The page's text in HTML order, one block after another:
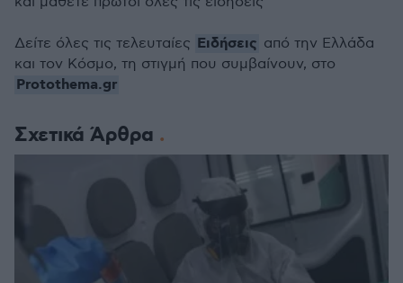
Σχετικά Άρθρα
Δείτε όλες τις τελευταίες Ειδήσεις από την Ελλάδα
και τον Κόσμο, τη στιγμή που συμβαίνουν, στο
Protothema.gr